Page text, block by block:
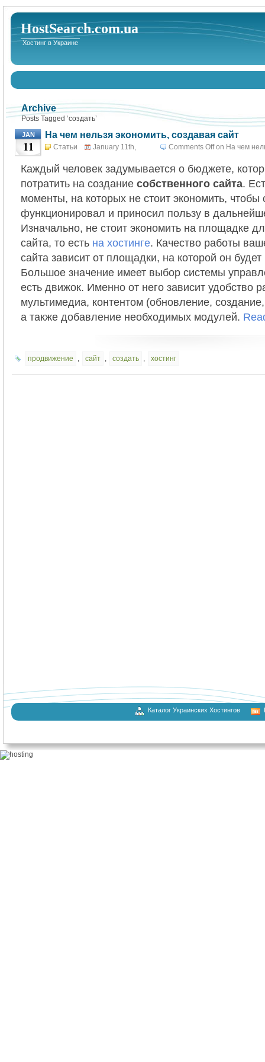
HostSearch.com.ua
Хостинг в Украине
Archive
Posts Tagged ‘создать’
JAN
11
На чем нельзя экономить, создавая сайт
Comments Offon На чем
Статьи
January 11th,
Каждый человек задумывается о бюджете,
потратить на создание собственного сайта.
моменты, на которых не стоит экономить, чтобы
функционировал и приносил пользу в
Изначально, не стоит экономить на площадке
сайта, то есть на хостинге. Качество работы
сайта зависит от площадки, на которой он
Большое значение имеет выбор системы
есть движок. Именно от него зависит удобство
мультимедиа, контентом (обновление,
а также добавление необходимых модулей.
продвижение , сайт , создать , хостинг
Каталог Украинских Хостингов